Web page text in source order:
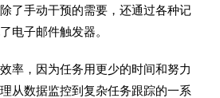
了手动干预的需要，还通过各种记
电子邮件触发器。
率，因为任务用更少的时间和努力
从数据监控到复杂任务跟踪的一系